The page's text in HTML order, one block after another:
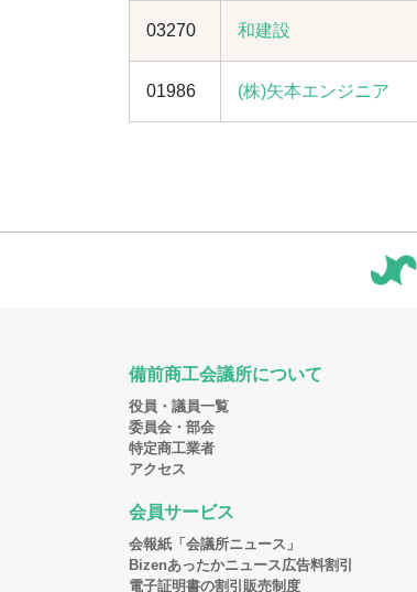
03270 和建設
01986 (株)矢本エンジニア
備前商工会議所について
役員・議員一覧
委員会・部会
特定商工業者
アクセス
会員サービス
会報紙「会議所ニュース」
Bizenあったかニュース広告料割引
電子証明書の割引販売制度